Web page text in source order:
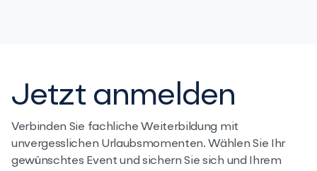
Jetzt anmelden
Verbinden Sie fachliche Weiterbildung mit
unvergesslichen Urlaubsmomenten. Wählen Sie Ihr
gewünschtes Event und sichern Sie sich und Ihrem